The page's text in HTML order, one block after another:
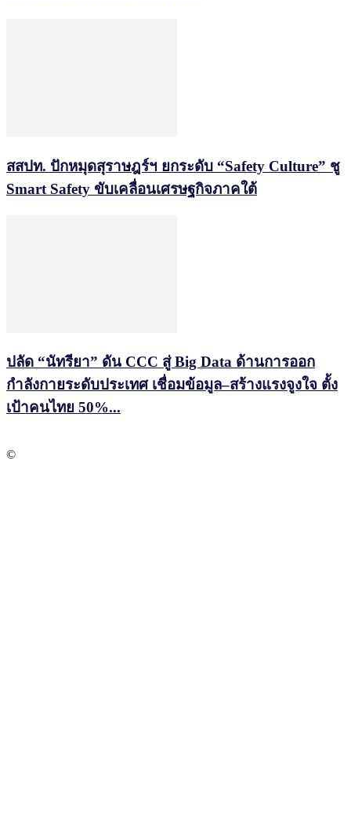
สสปท. ปักหมุดสุราษฎร์ฯ ยกระดับ “Safety Culture” ชู
Smart Safety ขับเคลื่อนเศรษฐกิจภาคใต้
ปลัด “นัทรียา” ดัน CCC สู่ Big Data ด้านการออก
กำลังกายระดับประเทศ เชื่อมข้อมูล–สร้างแรงจูงใจ ตั้ง
เป้าคนไทย 50%...
©